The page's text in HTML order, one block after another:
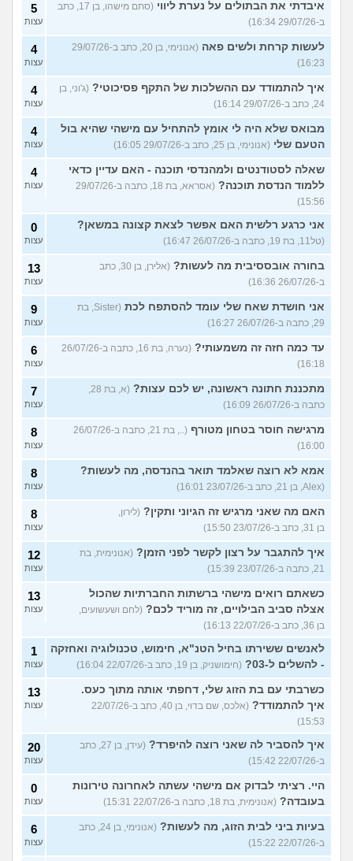
איבדתי את הבתולים על נערת ליווי
(סתם מישהו, בן 17, כתב
ב-29/07/26 16:34)
5
עצות
לעשות קרחת ולשים פאה
(אנונימי, בן 20, כתב ב-29/07/26
16:23)
4
עצות
איך להתמודד עם ההשלכות של התקף פסיכוטי? (ג'וני, בן
24, כתב ב-29/07/26 16:14)
4
עצות
מבואס שלא היה לי אומץ להתחיל עם מישהי שהיא בול
הטעם שלי (אנונימי, בן 25, כתב ב-29/07/26 16:05)
4
עצות
שאלה לסטודנטים ולמהנדסי תוכנה - האם עדיין כדאי
ללמוד הנדסת תוכנה?
(אסראא, בת 18, כתבה ב-29/07/26
15:56)
4
עצות
אני כרגע רלשית האם אפשר לצאת קצונה במשאן?
(טל11, בת 19, כתבה ב-26/07/26 16:47)
0
עצות
בחורה אובססיבית מה לעשות?
(אלירן, בן 30, כתב
ב-26/07/26 16:36)
13
עצות
אני חושדת שאח שלי עומד להסתפח לכת
(Sister, בת
29, כתבה ב-26/07/26 16:27)
9
עצות
עד כמה חזה זה משמעותי?
(נערה, בת 16, כתבה ב-26/07/26
16:18)
6
עצות
מתכננת חתונה ראשונה, יש לכם עצות?
(א, בת 28,
כתבה ב-26/07/26 16:09)
7
עצות
מרגישה חוסר בטחון מטורף
(.., בת 21, כתבה ב-26/07/26
16:00)
8
עצות
אמא לא רוצה שאלמד תואר בהנדסה, מה לעשות?
(Alex, בן 21, כתב ב-23/07/26 16:01)
8
עצות
האם מה שאני מרגיש זה הגיוני ותקין? (לירון,
בן 31, כתב ב-23/07/26 15:50)
8
עצות
איך להתגבר על רצון לקשר לפני הזמן? (אנונימית, בת
21, כתבה ב-23/07/26 15:39)
12
עצות
כשאתם רואים מישהי ברשתות החברתיות שהכול
אצלה סביב הבילויים, זה מוריד לכם? (לחם ושעשועים,
בן 36, כתב ב-22/07/26 16:13)
13
עצות
לאנשים ששירתו בחיל הטנ"א, חימוש, טכנולוגיה ואחזקה
- להשלים ל-03?
(חימושניק, בן 19, כתב ב-22/07/26 16:04)
1
עצות
כשרבתי עם בת הזוג שלי, דחפתי אותה מתוך כעס.
איך להתמודד?
(אלכס, שם בדוי, בן 40, כתב ב-22/07/26
15:53)
13
עצות
איך להסביר לה שאני רוצה להיפרד?
(עידן, בן 27, כתב
ב-22/07/26 15:42)
20
עצות
היי. רציתי לבדוק אם מישהי עשתה לאחרונה טירונות
בעובדה? (אנונימית, בת 18, כתבה ב-22/07/26 15:31)
0
עצות
בעיות ביני לבית הזוג, מה לעשות?
(אנונימי, בן 24, כתב
ב-22/07/26 15:22)
6
עצות